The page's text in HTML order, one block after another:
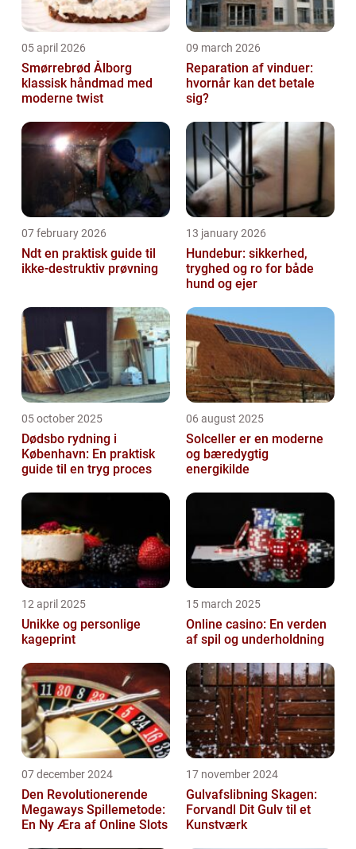
05 april 2026
Smørrebrød Ålborg
klassisk håndmad med
moderne twist
09 march 2026
Reparation af vinduer:
hvornår kan det betale
sig?
07 february 2026
Ndt en praktisk guide til
ikke-destruktiv prøvning
13 january 2026
Hundebur: sikkerhed,
tryghed og ro for både
hund og ejer
05 october 2025
Dødsbo rydning i
København: En praktisk
guide til en tryg proces
06 august 2025
Solceller er en moderne
og bæredygtig
energikilde
12 april 2025
Unikke og personlige
kageprint
15 march 2025
Online casino: En verden
af spil og underholdning
07 december 2024
Den Revolutionerende
Megaways Spillemetode:
En Ny Æra af Online Slots
17 november 2024
Gulvafslibning Skagen:
Forvandl Dit Gulv til et
Kunstværk